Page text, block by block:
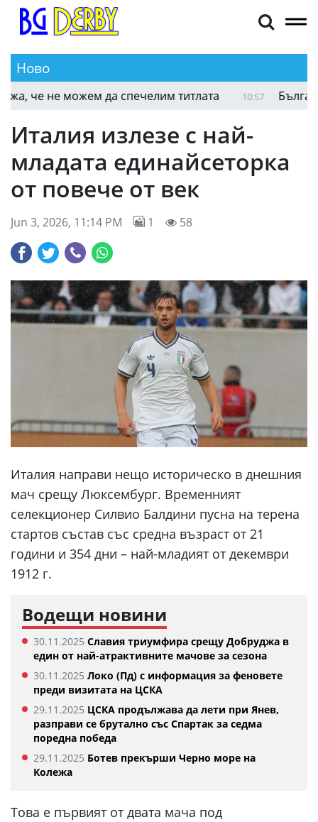
Ново
не можем да спечелим титлата
Италия излезе с най-
младата единайсеторка
от повече от век
Jun 3, 2026, 11:14 PM 1 58
Италия направи нещо историческо в днешния
мач срещу Люксембург. Временният
селекционер Силвио Балдини пусна на терена
стартов състав със средна възраст от 21
години и 354 дни – най-младият от декември
1912 г.
Водещи новини
30.11.2025 Славия триумфира срещу Добруджа в
един от най-атрактивните мачове за сезона
30.11.2025 Локо (Пд) с информация за феновете
преди визитата на ЦСКА
29.11.2025 ЦСКА продължава да лети при Янев,
разправи се брутално със Спартак за седма
поредна победа
29.11.2025 Ботев прекърши Черно море на
Колежа
Това е първият от двата мача под